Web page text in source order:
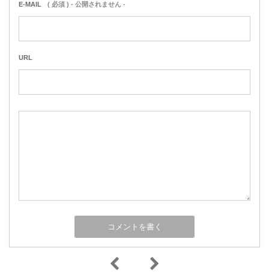
E-MAIL ( 必須 ) - 公開されません -
URL